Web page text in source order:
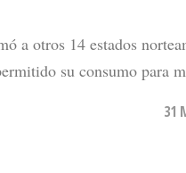
a otros 14 estados
su consumo para
31